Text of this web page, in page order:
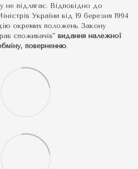
не підлягає. Відповідно до
України від 19 березня 1994
окремих положень Закону
споживачів" видання належної
поверненню.